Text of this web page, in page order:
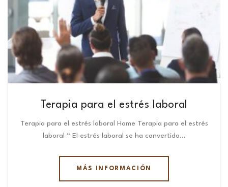
Terapia para el estrés laboral
Terapia para el estrés laboral Home Terapia para el estrés
laboral “ El estrés laboral se ha convertido…
MÁS INFORMACIÓN